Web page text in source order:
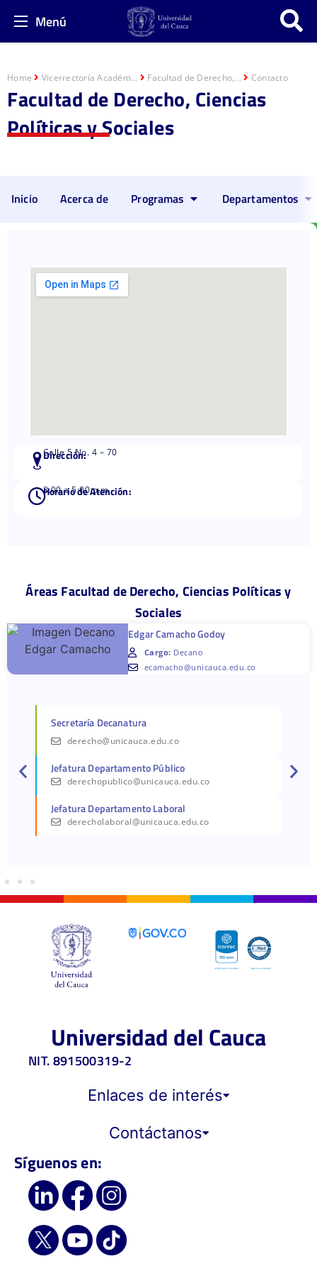
Menú
Home Vicerrectoría Académ... Facultad de Derecho,... Contacto
Facultad de Derecho, Ciencias
Políticas y Sociales
Inicio Acerca de Programas Departamentos
Dirección:
Calle 5 No. 4 – 70
Horario de Atención:
8:00 a 5:00 p.m
Áreas Facultad de Derecho, Ciencias Políticas y
Sociales
Edgar Camacho Godoy
Cargo: Decano
ecamacho@unicauca.edu.co
Secretaría Decanatura
derecho@unicauca.edu.co
Jefatura Departamento Público
derechopublico@unicauca.edu.co
Jefatura Departamento Laboral
derecholaboral@unicauca.edu.co
Universidad del Cauca
NIT. 891500319-2
Enlaces de interés
Contáctanos
Síguenos en: